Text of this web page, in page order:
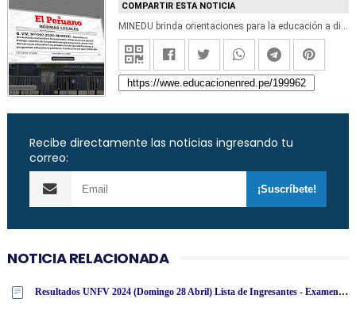
COMPARTIR ESTA NOTICIA
MINEDU brinda orientaciones para la educación a distancia de los estudiantes de la modalidad básica especial
Recibe directamente las noticias ingresando tu
correo:
NOTICIA RELACIONADA
Resultados UNFV 2024 (Domingo 28 Abril) Lista de Ingresantes - Examen Admisión Ordinario y Extraordinario - Universidad Nacional Federico Villarreal - www·unfv·edu·pe